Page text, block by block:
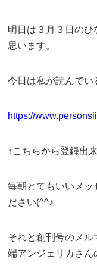
明日は３月３日のひ
思います。
今日は私が読んでい
https://
↑こちらから登録出
毎朝とてもいいメッ
ださい(^^♪
それと創刊号のメ
端アンジェリカさ